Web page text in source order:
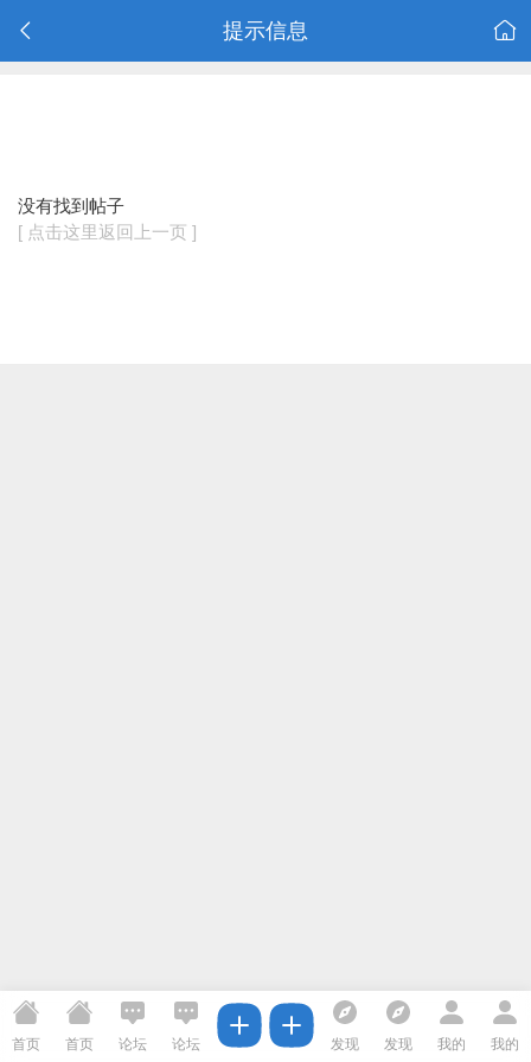
提示信息
没有找到帖子
[ 点击这里返回上一页 ]
首页 首页 论坛 论坛 发现 发现 我的 我的